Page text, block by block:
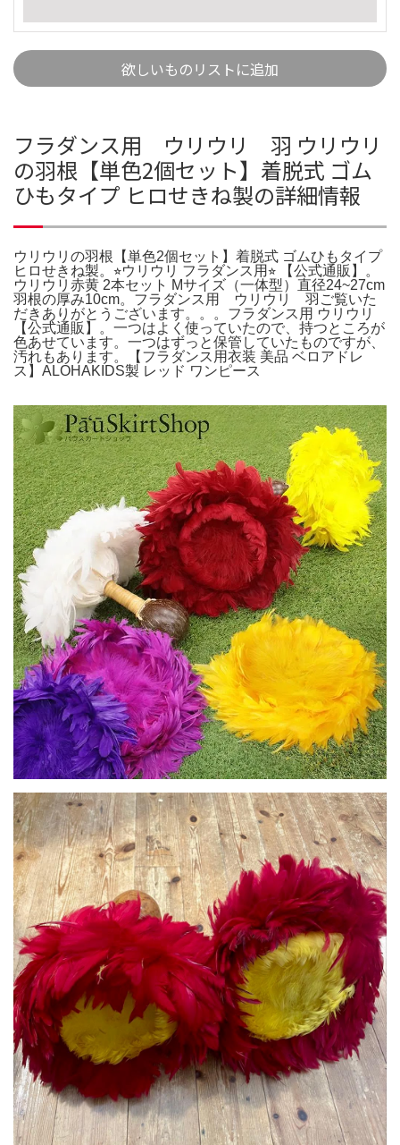
欲しいものリストに追加
フラダンス用 ウリウリ 羽 ウリウリ
の羽根【単色2個セット】着脱式 ゴム
ひもタイプ ヒロせきね製の詳細情報
ウリウリの羽根【単色2個セット】着脱式 ゴムひもタイプ
ヒロせきね製。⭐︎ウリウリ フラダンス用⭐︎ 【公式通販】。
ウリウリ赤黄 2本セット Mサイズ（一体型）直径24~27cm
羽根の厚み10cm。フラダンス用 ウリウリ 羽ご覧いた
だきありがとうございます。。。フラダンス用 ウリウリ
【公式通販】。一つはよく使っていたので、持つところが
色あせています。一つはずっと保管していたものですが、
汚れもあります。【フラダンス用衣装 美品 ベロアドレ
ス】ALOHAKIDS製 レッド ワンピース